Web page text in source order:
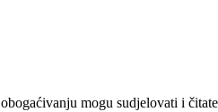
mogu sudjelovati i